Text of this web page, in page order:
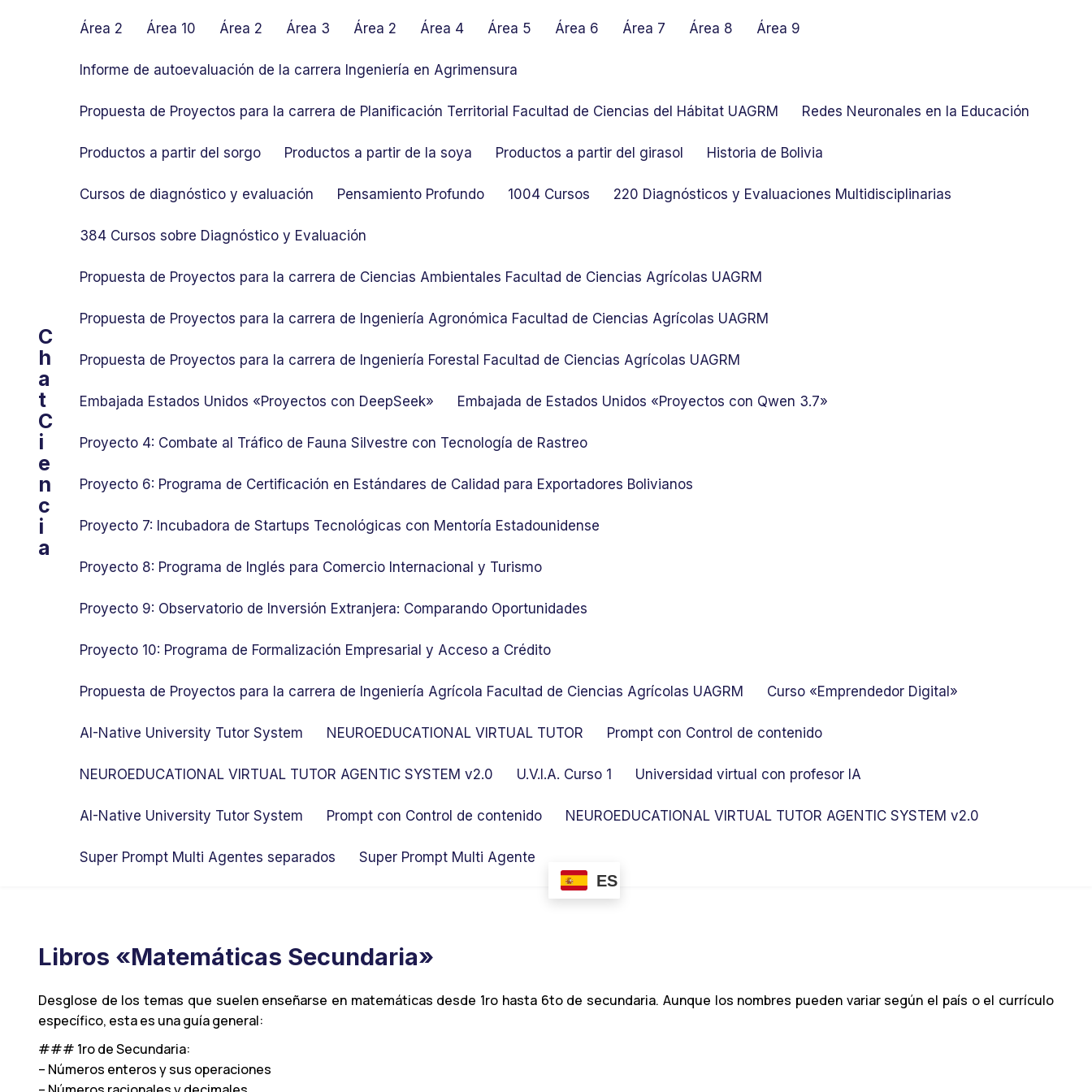
C
h
a
t
C
i
e
n
c
i
a
Área 2 Área 10 Área 2 Área 3 Área 2 Área 4 Área 5 Área 6 Área 7 Área 8 Área 9
Informe de autoevaluación de la carrera Ingeniería en Agrimensura
Propuesta de Proyectos para la carrera de Planificación Territorial Facultad de Ciencias del Hábitat UAGRM Redes Neuronales en la Educación
Productos a partir del sorgo Productos a partir de la soya Productos a partir del girasol Historia de Bolivia
Cursos de diagnóstico y evaluación Pensamiento Profundo 1004 Cursos 220 Diagnósticos y Evaluaciones Multidisciplinarias
384 Cursos sobre Diagnóstico y Evaluación
Propuesta de Proyectos para la carrera de Ciencias Ambientales Facultad de Ciencias Agrícolas UAGRM
Propuesta de Proyectos para la carrera de Ingeniería Agronómica Facultad de Ciencias Agrícolas UAGRM
Propuesta de Proyectos para la carrera de Ingeniería Forestal Facultad de Ciencias Agrícolas UAGRM
Embajada Estados Unidos «Proyectos con DeepSeek» Embajada de Estados Unidos «Proyectos con Qwen 3.7»
Proyecto 4: Combate al Tráfico de Fauna Silvestre con Tecnología de Rastreo
Proyecto 6: Programa de Certificación en Estándares de Calidad para Exportadores Bolivianos
Proyecto 7: Incubadora de Startups Tecnológicas con Mentoría Estadounidense
Proyecto 8: Programa de Inglés para Comercio Internacional y Turismo
Proyecto 9: Observatorio de Inversión Extranjera: Comparando Oportunidades
Proyecto 10: Programa de Formalización Empresarial y Acceso a Crédito
Propuesta de Proyectos para la carrera de Ingeniería Agrícola Facultad de Ciencias Agrícolas UAGRM Curso «Emprendedor Digital»
AI-Native University Tutor System NEUROEDUCATIONAL VIRTUAL TUTOR Prompt con Control de contenido
NEUROEDUCATIONAL VIRTUAL TUTOR AGENTIC SYSTEM v2.0 U.V.I.A. Curso 1 Universidad virtual con profesor IA
AI-Native University Tutor System Prompt con Control de contenido NEUROEDUCATIONAL VIRTUAL TUTOR AGENTIC SYSTEM v2.0
Super Prompt Multi Agentes separados Super Prompt Multi Agente
ES
Libros «Matemáticas Secundaria»
Desglose de los temas que suelen enseñarse en matemáticas desde 1ro hasta 6to de secundaria. Aunque los nombres pueden variar según el país o el currículo
específico, esta es una guía general:
### 1ro de Secundaria:
– Números enteros y sus operaciones